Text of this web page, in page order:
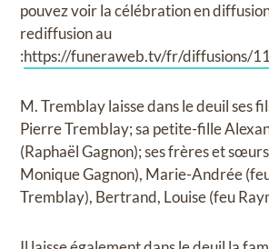
pouvez voir la célébration en
rediffusion au
:https://funeraweb.tv/fr/diffusions/
M. Tremblay laisse dans le deuil ses
Pierre Tremblay; sa petite-fille
(Raphaël Gagnon); ses frères et
Monique Gagnon), Marie-Andrée
Tremblay), Bertrand, Louise (feu